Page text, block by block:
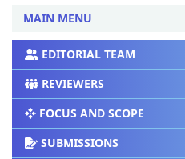
MAIN MENU
EDITORIAL TEAM
REVIEWERS
FOCUS AND SCOPE
SUBMISSIONS